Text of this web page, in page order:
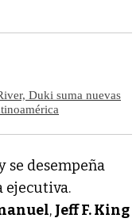
Duki suma nuevas
se desempeña
ejecutiva.
, Jeff F. King